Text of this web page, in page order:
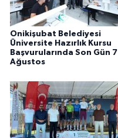
Onikişubat Belediyesi
Üniversite Hazırlık Kursu
Başvurularında Son Gün 7
Ağustos